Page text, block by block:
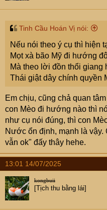
Tinh Cầu Hoán Vị nói:
Nếu nói theo ý cụ thì hiện
Mọt xà bão Mỹ đi hướng
Mà theo lời đồn thổi giang
Thái giật dây chính quyền
Em chịu, cũng chả quan
con Mèo đi hướng nào thì
như cụ nói đúng, thì con
Nước ổn định, mạnh là vậy.
vẫn ok" đấy thây hehe.
13:01 14/07/2025
kongbuii
[Tịch thu bằng lái]